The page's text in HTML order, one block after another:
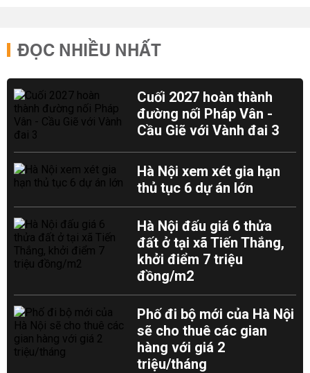
ĐỌC NHIỀU NHẤT
Cuối 2027 hoàn thành
đường nối Pháp Vân -
Cầu Giẽ với Vành đai 3
Hà Nội xem xét gia hạn
thủ tục 6 dự án lớn
Hà Nội đấu giá 6 thửa
đất ở tại xã Tiến Thắng,
khởi điểm 7 triệu
đồng/m2
Phố đi bộ mới của Hà Nội
sẽ cho thuê các gian
hàng với giá 2
triệu/tháng